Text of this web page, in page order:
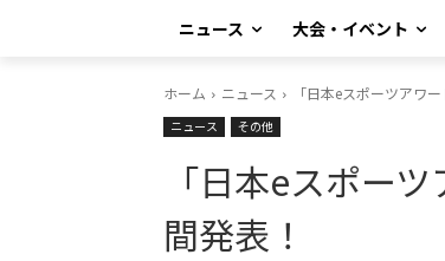
ニュース 大会・イベント
ホーム ニュース 「日本eスポーツアワ
ニュース その他
「日本eスポー
間発表！